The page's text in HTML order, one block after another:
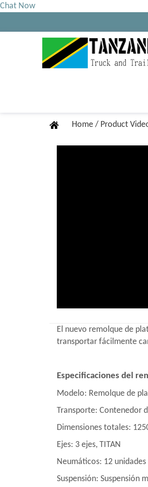
Chat Now
Home / Product
El nuevo remolque de
transportar fácilmente
Especificaciones del
Modelo: Remolque de
Transporte: Contenedor
Dimensiones totales:
Ejes: 3 ejes, TITAN
Neumáticos: 12 unidades
Suspensión: Suspensión